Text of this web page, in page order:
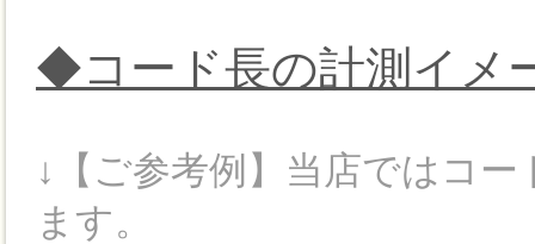
◆コード長の計測イメ
↓【ご参考例】当店ではコ
ます。